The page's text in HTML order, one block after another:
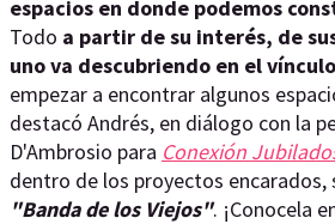
espacios en donde podemos
Todo a partir de su interés, de
uno va descubriendo en el
empezar a encontrar algunos
destacó Andrés, en diálogo con la
D'Ambrosio para Conexión
dentro de los proyectos encarados,
"Banda de los Viejos". ¡Conocela